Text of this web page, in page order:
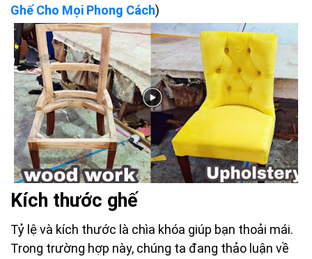
Ghế Cho Mọi Phong Cách)
Kích thước ghế
Tỷ lệ và kích thước là chìa khóa giúp bạn thoải mái.
Trong trường hợp này, chúng ta đang thảo luận về